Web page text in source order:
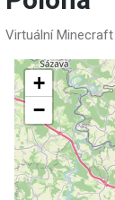
Virtuální Minecraft
+
−